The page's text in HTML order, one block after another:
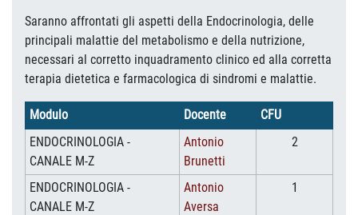
Saranno affrontati gli aspetti della Endocrinologia, delle
principali malattie del metabolismo e della nutrizione,
necessari al corretto inquadramento clinico ed alla corretta
terapia dietetica e farmacologica di sindromi e malattie.
Modulo Docente
CFU
ENDOCRINOLOGIA -
CANALE M-Z
Antonio
Brunetti
2
ENDOCRINOLOGIA -
CANALE M-Z
Antonio
Aversa
1